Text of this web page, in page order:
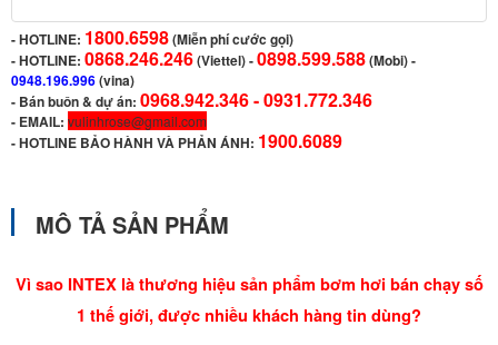
-HOTLINE: 1800.6598(Miễn phí cước gọi)
- HOTLINE: 0868.246.246(Viettel)-0898.599.588(Mobi) -
0948.196.996(vina)
- Bán buôn & dự án: 0968.942.346 -0931.772.346
- EMAIL: vulinhrose@gmail.com
-HOTLINE BẢO HÀNH VÀ PHẢN ÁNH: 1900.6089
MÔ TẢ SẢN PHẨM
Vì sao INTEX là thương hiệu sản phẩm bơm hơi bán chạy số
1 thế giới, được nhiều khách hàng tin dùng?